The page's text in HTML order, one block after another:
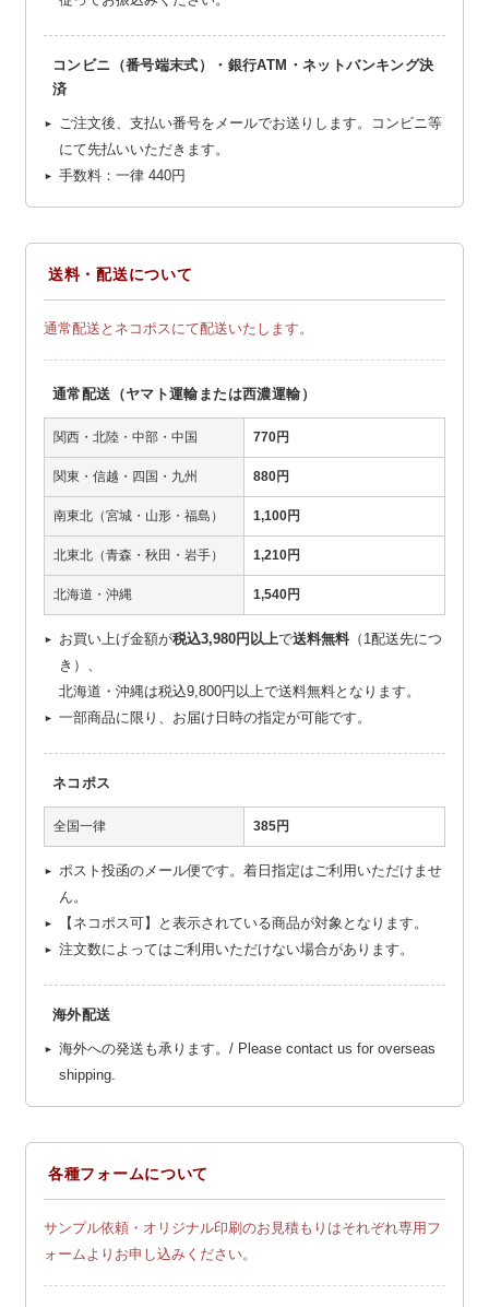
コンビニ（番号端末式）・銀行ATM・ネットバンキング決
済
ご注文後、支払い番号をメールでお送りします。コンビニ等
にて先払いいただきます。
手数料：一律440円
送料・配送について
通常配送とネコポスにて配送いたします。
通常配送（ヤマト運輸または西濃運輸）
関西・北陸・中部・中国 770円
関東・信越・四国・九州 880円
南東北（宮城・山形・福島） 1,100円
北東北（青森・秋田・岩手） 1,210円
北海道・沖縄 1,540円
お買い上げ金額が税込3,980円以上で送料無料（1配送先につ
き）、
北海道・沖縄は税込9,800円以上で送料無料となります。
一部商品に限り、お届け日時の指定が可能です。
ネコポス
全国一律 385円
ポスト投函のメール便です。着日指定はご利用いただけませ
ん。
【ネコポス可】と表示されている商品が対象となります。
注文数によってはご利用いただけない場合があります。
海外配送
海外への発送も承ります。/ Please contact us for overseas
shipping.
各種フォームについて
サンプル依頼・オリジナル印刷のお見積もりはそれぞれ専用フ
ォームよりお申し込みください。